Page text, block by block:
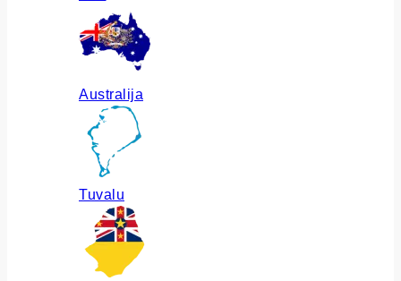
Australija
Tuvalu